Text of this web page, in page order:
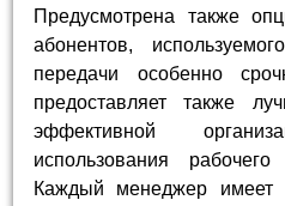
Предусмотрена также
абонентов,
передачи особенно
предоставляет также
эффективной
использования
Каждый менеджер имеет